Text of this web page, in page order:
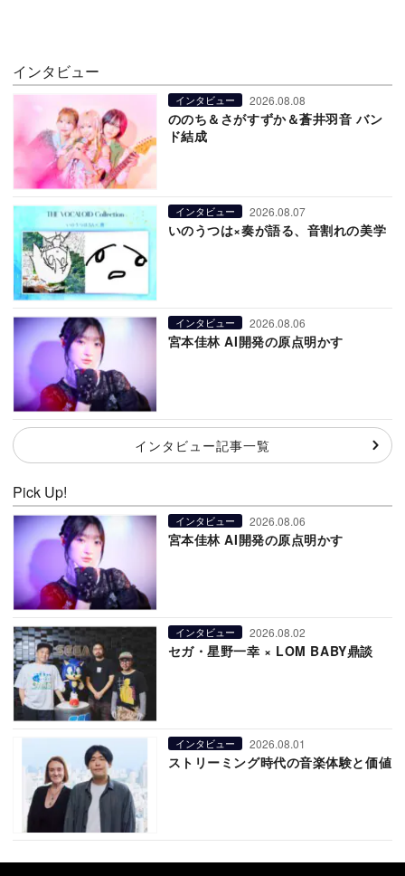
インタビュー
インタビュー 2026.08.08
ののち＆さがすずか＆蒼井羽音 バン
ド結成
インタビュー 2026.08.07
いのうつは×奏が語る、音割れの美学
インタビュー 2026.08.06
宮本佳林 AI開発の原点明かす
インタビュー記事一覧
Pick Up!
インタビュー 2026.08.06
宮本佳林 AI開発の原点明かす
インタビュー 2026.08.02
セガ・星野一幸 × LOM BABY鼎談
インタビュー 2026.08.01
ストリーミング時代の音楽体験と価値